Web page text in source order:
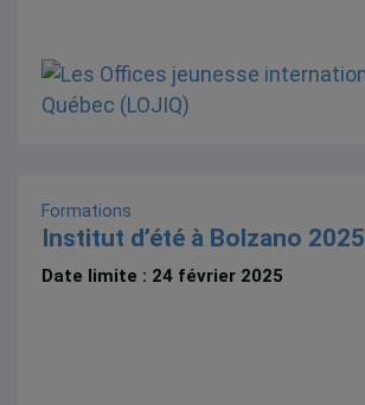
Formations
Institut d’été à Bolzano 2025
Date limite : 24 février 2025